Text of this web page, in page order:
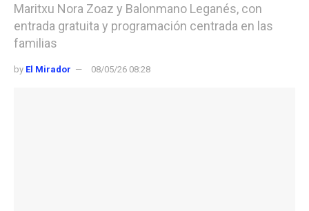
Maritxu Nora Zoaz y Balonmano Leganés, con
entrada gratuita y programación centrada en las
familias
by El Mirador 08/05/26 08:28